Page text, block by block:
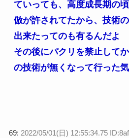
ていっても、高度成長期の
倣が許されてたから、技術
出来たってのも有るんだよ
その後にパクリを禁止して
の技術が無くなって行った
69: 2022/05/01(日) 12:55:34.75